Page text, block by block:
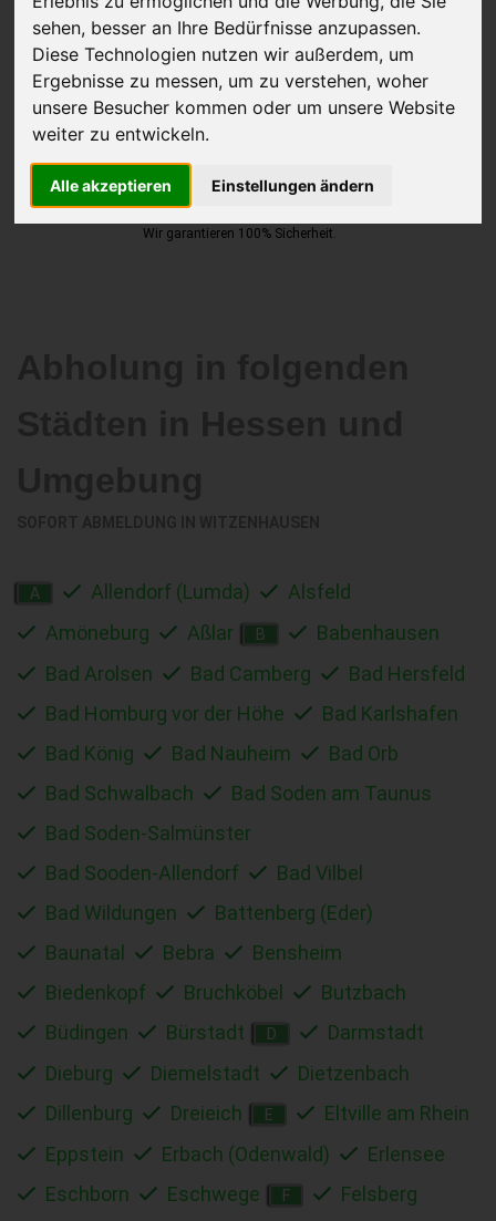
sehen, besser an Ihre Bedürfnisse anzupassen.
Diese Technologien nutzen wir außerdem, um
Ergebnisse zu messen, um zu verstehen, woher
unsere Besucher kommen oder um unsere Website
weiter zu entwickeln.
Alle akzeptieren Einstellungen ändern
JETZT KOSTENLOSE BEWERTUNG
Kostenloses Angebotfür den Ankauf Ihres Autos inklusive der
Abholung, auf Wunsch sofort Geld. Ihre Daten werden nicht mit Dritten
Wir garantieren 100% Sicherheit.
A Allendorf (Lumda)
Alsfeld
Amöneburg
Aßlar B
Babenhausen
Bad Arolsen
Bad Camberg
Bad Hersfeld
Bad Homburg vor der Höhe
Bad Karlshafen
Bad König
Bad Nauheim
Bad Orb
Bad Schwalbach
Bad Soden am Taunus
Bad Soden-Salmünster
Bad Sooden-Allendorf
Bad Vilbel
Bad Wildungen
Battenberg (Eder)
Baunatal
Bebra
Bensheim
Biedenkopf
Bruchköbel
Butzbach
Büdingen
Bürstadt D
Darmstadt
Dieburg
Diemelstadt
Dietzenbach
Dillenburg
Dreieich E
Eltville am Rhein
Eppstein
Erbach (Odenwald)
Erlensee
Eschborn
Eschwege F
Felsberg